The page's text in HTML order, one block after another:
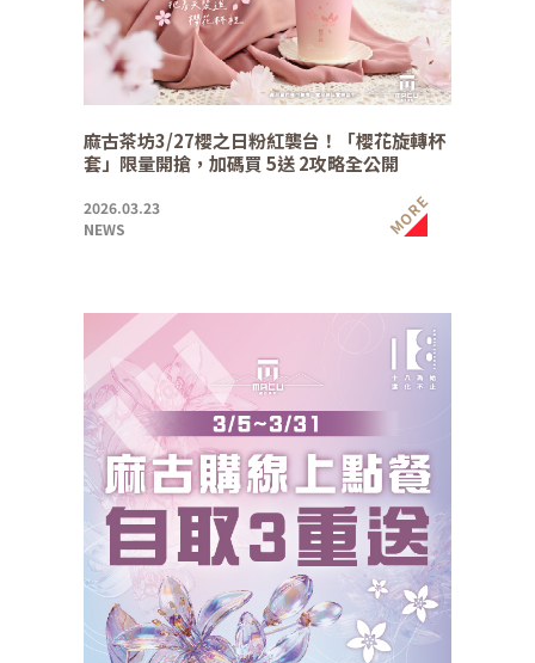
麻古茶坊3/27櫻之日粉紅襲台！「櫻花旋轉杯
套」限量開搶，加碼買 5送 2攻略全公開
2026.03.23
NEWS
MORE